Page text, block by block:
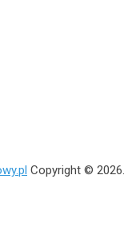
Copyright © 2026.